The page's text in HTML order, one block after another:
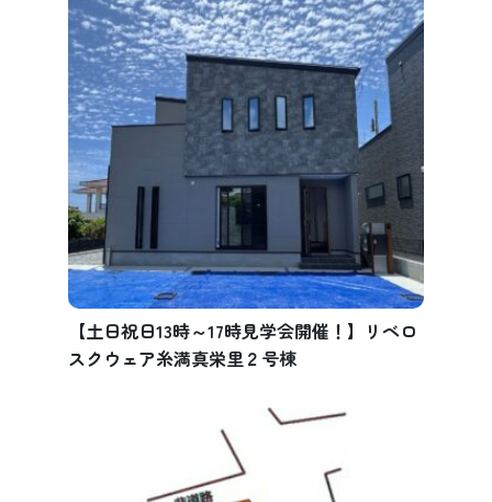
【土日祝日13時～17時見学会開催！】リベロ
スクウェア糸満真栄里２号棟